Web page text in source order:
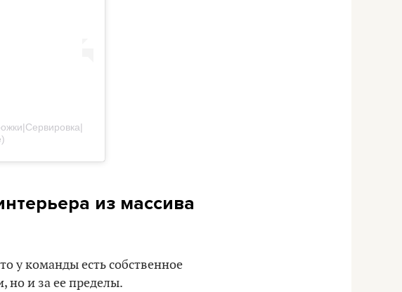
из массива
у команды есть собственное
но и за ее пределы.